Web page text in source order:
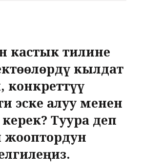
кастык тилине
кылдат
конкреттүү
эске алуу менен
Туура деп
жооптордун